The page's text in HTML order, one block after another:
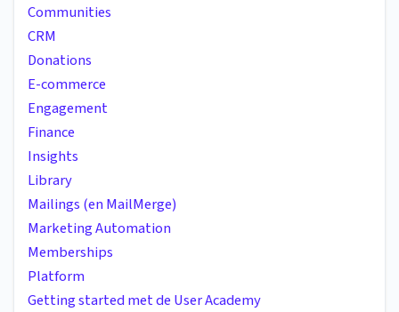
Communities
CRM
Donations
E-commerce
Engagement
Finance
Insights
Library
Mailings (en MailMerge)
Marketing Automation
Memberships
Platform
Getting started met de User Academy